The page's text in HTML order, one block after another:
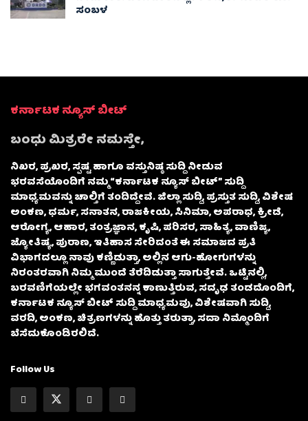
ಸಂಬಳ
ಕರ್ನಾಟಕ ನ್ಯೂಸ್ ಬೀಟ್
ಬಂಧು ಮಿತ್ರರೇ ನಮಸ್ತೇ,
ನಿಖರ, ಪ್ರಖರ, ಸ್ಪಷ್ಟ ಹಾಗೂ ವಸ್ತುನಿಷ್ಠ ಸುದ್ದಿ ನೀಡುವ
ಭರವಸೆಯೊಂದಿಗೆ ನಮ್ಮ “ಕರ್ನಾಟಕ ನ್ಯೂಸ್ ಬೀಟ್” ಸುದ್ದಿ
ಮಾಧ್ಯಮವನ್ನು ಚಾಲ್ತಿಗೆ ತಂದಿದ್ದೇವೆ. ಜಿಲ್ಲಾ ಸುದ್ದಿ, ಪ್ರಸ್ತುತ ಸುದ್ದಿ, ವಿಶೇಷ
ಅಂಕಣ, ಧರ್ಮ, ಸನಾತನ, ರಾಜಕೀಯ, ಸಿನಿಮಾ, ಅಪರಾಧ, ಕ್ರೀಡೆ,
ಆರೋಗ್ಯ, ಆಹಾರ, ತಂತ್ರಜ್ಞಾನ, ಕೃಷಿ, ಪರಿಸರ, ಸಾಹಿತ್ಯ, ವಾಣಿಜ್ಯ,
ಜ್ಯೋತಿಷ್ಯ, ಪುರಾಣ, ಇತಿಹಾಸ ಸೇರಿದಂತೆ ಈ ಸಮಾಜದ ಪ್ರತಿ
ವಿಭಾಗದಲ್ಲೂ ನಾವು ಕಣ್ಣಿಡುತ್ತಾ, ಅಲ್ಲಿನ ಆಗು-ಹೋಗುಗಳನ್ನು
ನಿರಂತರವಾಗಿ ನಿಮ್ಮ ಮುಂದೆ ತೆರೆದಿಡುತ್ತಾ ಸಾಗುತ್ತೇವೆ. ಒಟ್ಟಿನಲ್ಲಿ,
ಬರವಣಿಗೆಯಲ್ಲೇ ಭಗವಂತನನ್ನ ಕಾಣುತ್ತಿರುವ, ಸದೃಢ ತಂಡದೊಂದಿಗೆ,
ಕರ್ನಾಟಕ ನ್ಯೂಸ್ ಬೀಟ್ ಸುದ್ದಿ ಮಾಧ್ಯಮವು, ವಿಶೇಷವಾಗಿ ಸುದ್ದಿ,
ವರದಿ, ಅಂಕಣ, ಚಿತ್ರಣಗಳನ್ನು ಹೊತ್ತು ತರುತ್ತಾ, ಸದಾ ನಿಮ್ಮೊಂದಿಗೆ
ಬೆಸೆದುಕೊಂಡಿರಲಿದೆ.
Follow Us